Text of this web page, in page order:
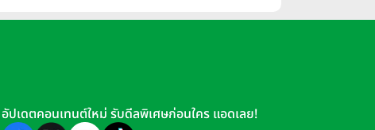
อัปเดตคอนเทนต์ใหม่ รับดีลพิเศษก่อนใคร แอดเลย!